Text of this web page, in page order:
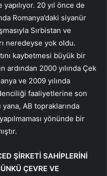
20 yıl önce de
Romanya’daki siyanür
Sırbistan ve
neredeyse yok oldu.
kaybetmesi büyük bir
ardından 2000 yılında Çek
ve 2009 yılında
faaliyetlerine son
AB topraklarında
yönünde bir
ŞİRKETİ SAHİPLERİNİ
ÇEVRE VE